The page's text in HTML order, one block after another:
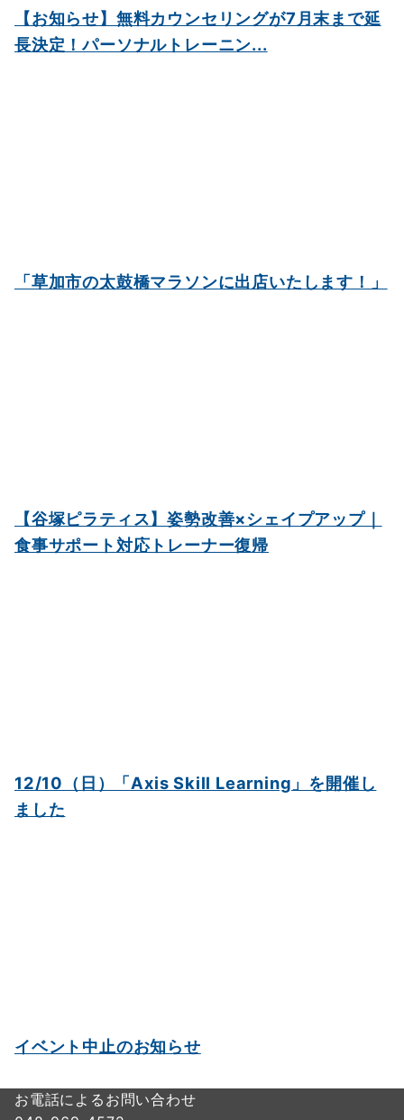
【お知らせ】無料カウンセリングが7月末まで延
長決定！パーソナルトレーニン...
「草加市の太鼓橋マラソンに出店いたします！」
【谷塚ピラティス】姿勢改善×シェイプアップ｜
食事サポート対応トレーナー復帰
12/10（日）「Axis Skill Learning」を開催し
ました
イベント中止のお知らせ
お電話によるお問い合わせ